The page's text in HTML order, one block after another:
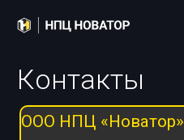
Контакты
ООО НПЦ «Новатор»